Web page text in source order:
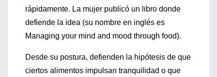
rápidamente. La mujer publicó un libro donde
defiende la idea (su nombre en inglés es
Managing your mind and mood through food).
Desde su postura, defienden la hipótesis de que
ciertos alimentos impulsan tranquilidad o que